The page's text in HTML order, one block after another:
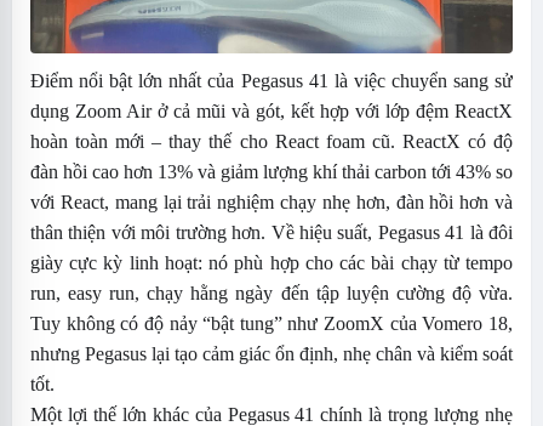
Điểm nổi bật lớn nhất của Pegasus 41 là việc chuyển sang sử
dụng Zoom Air ở cả mũi và gót, kết hợp với lớp đệm ReactX
hoàn toàn mới – thay thế cho React foam cũ. ReactX có độ
đàn hồi cao hơn 13% và giảm lượng khí thải carbon tới 43% so
với React, mang lại trải nghiệm chạy nhẹ hơn, đàn hồi hơn và
thân thiện với môi trường hơn. Về hiệu suất, Pegasus 41 là đôi
giày cực kỳ linh hoạt: nó phù hợp cho các bài chạy từ tempo
run, easy run, chạy hằng ngày đến tập luyện cường độ vừa.
Tuy không có độ nảy “bật tung” như ZoomX của Vomero 18,
nhưng Pegasus lại tạo cảm giác ổn định, nhẹ chân và kiểm soát
tốt.
Một lợi thế lớn khác của Pegasus 41 chính là trọng lượng nhẹ